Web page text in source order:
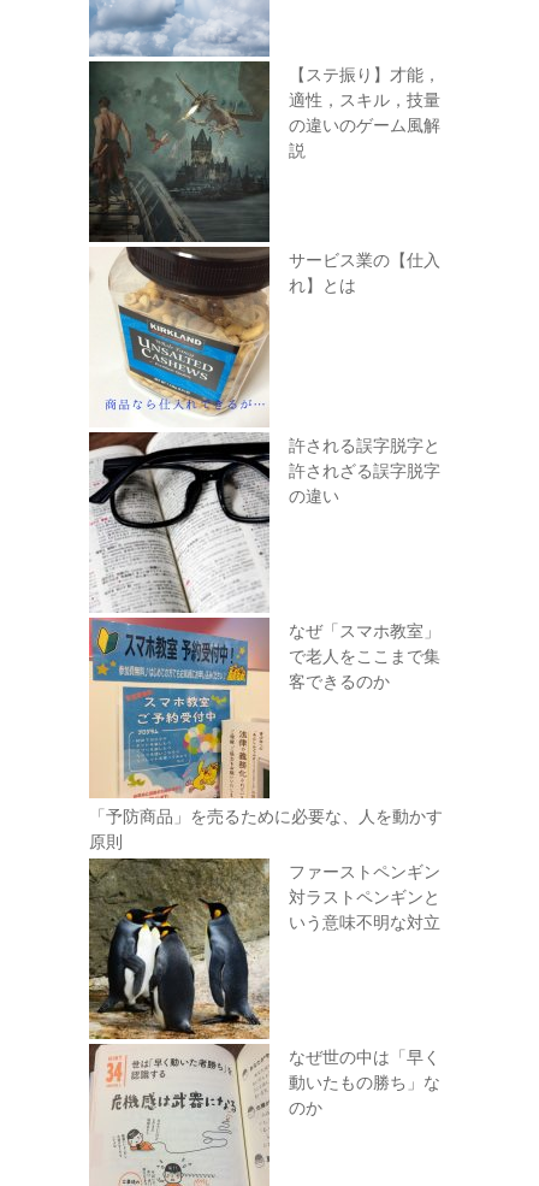
【ステ振り】才能，
適性，スキル，技量
の違いのゲーム風解
説
サービス業の【仕入
れ】とは
許される誤字脱字と
許されざる誤字脱字
の違い
なぜ「スマホ教室」
で老人をここまで集
客できるのか
「予防商品」を売るために必要な、人を動かす
原則
ファーストペンギン
対ラストペンギンと
いう意味不明な対立
なぜ世の中は「早く
動いたもの勝ち」な
のか